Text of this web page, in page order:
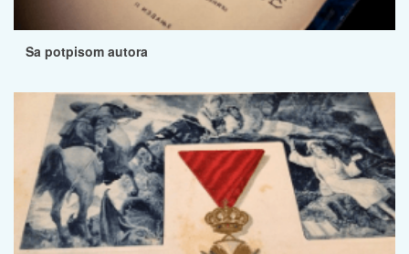
Sa potpisom autora